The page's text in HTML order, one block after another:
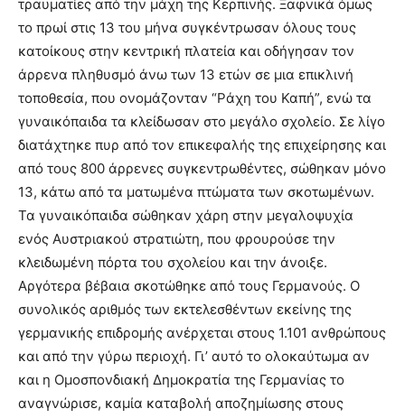
τραυματίες από την μάχη της Κερπινής. Ξαφνικά όμως
το πρωί στις 13 του μήνα συγκέντρωσαν όλους τους
κατοίκους στην κεντρική πλατεία και οδήγησαν τον
άρρενα πληθυσμό άνω των 13 ετών σε μια επικλινή
τοποθεσία, που ονομάζονταν “Ράχη του Καπή”, ενώ τα
γυναικόπαιδα τα κλείδωσαν στο μεγάλο σχολείο. Σε λίγο
διατάχτηκε πυρ από τον επικεφαλής της επιχείρησης και
από τους 800 άρρενες συγκεντρωθέντες, σώθηκαν μόνο
13, κάτω από τα ματωμένα πτώματα των σκοτωμένων.
Τα γυναικόπαιδα σώθηκαν χάρη στην μεγαλοψυχία
ενός Αυστριακού στρατιώτη, που φρουρούσε την
κλειδωμένη πόρτα του σχολείου και την άνοιξε.
Αργότερα βέβαια σκοτώθηκε από τους Γερμανούς. Ο
συνολικός αριθμός των εκτελεσθέντων εκείνης της
γερμανικής επιδρομής ανέρχεται στους 1.101 ανθρώπους
και από την γύρω περιοχή. Γι’ αυτό το ολοκαύτωμα αν
και η Ομοσπονδιακή Δημοκρατία της Γερμανίας το
αναγνώρισε, καμία καταβολή αποζημίωσης στους